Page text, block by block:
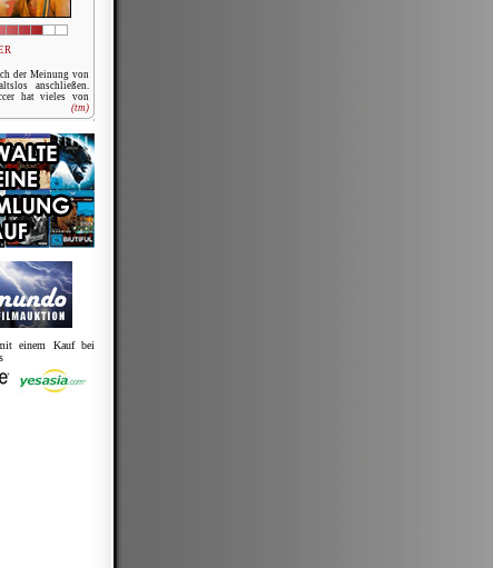
der Meinung von
anschließen.
hat vieles von
(tm)
einem Kauf bei